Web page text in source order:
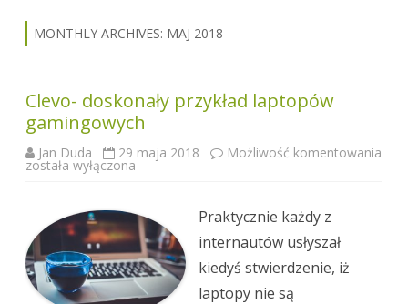
MONTHLY ARCHIVES: MAJ 2018
Clevo- doskonały przykład laptopów
gamingowych
Jan Duda 29 maja 2018 Możliwość komentowania
Clevo-
doskonały
gamingowych
została wyłączona
Praktycznie każdy z
internautów usłyszał
kiedyś stwierdzenie, iż
laptopy nie są